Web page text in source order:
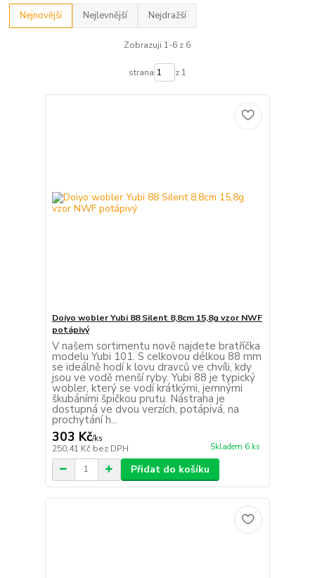
Nejnovější Nejlevnější Nejdražší
Zobrazuji 1-6 z 6
strana z 1
Doiyo wobler Yubi 88 Silent 8,8cm 15,8g vzor NWF
potápivý
V našem sortimentu nově najdete bratříčka
modelu Yubi 101. S celkovou délkou 88 mm
se ideálně hodí k lovu dravců ve chvíli, kdy
jsou ve vodě menší ryby. Yubi 88 je typický
wobler, který se vodí krátkými, jemnými
škubáními špičkou prutu. Nástraha je
dostupná ve dvou verzích, potápivá, na
prochytání h...
303 Kč/ks
250,41 Kč bez DPH Skladem 6 ks
Přidat do košíku